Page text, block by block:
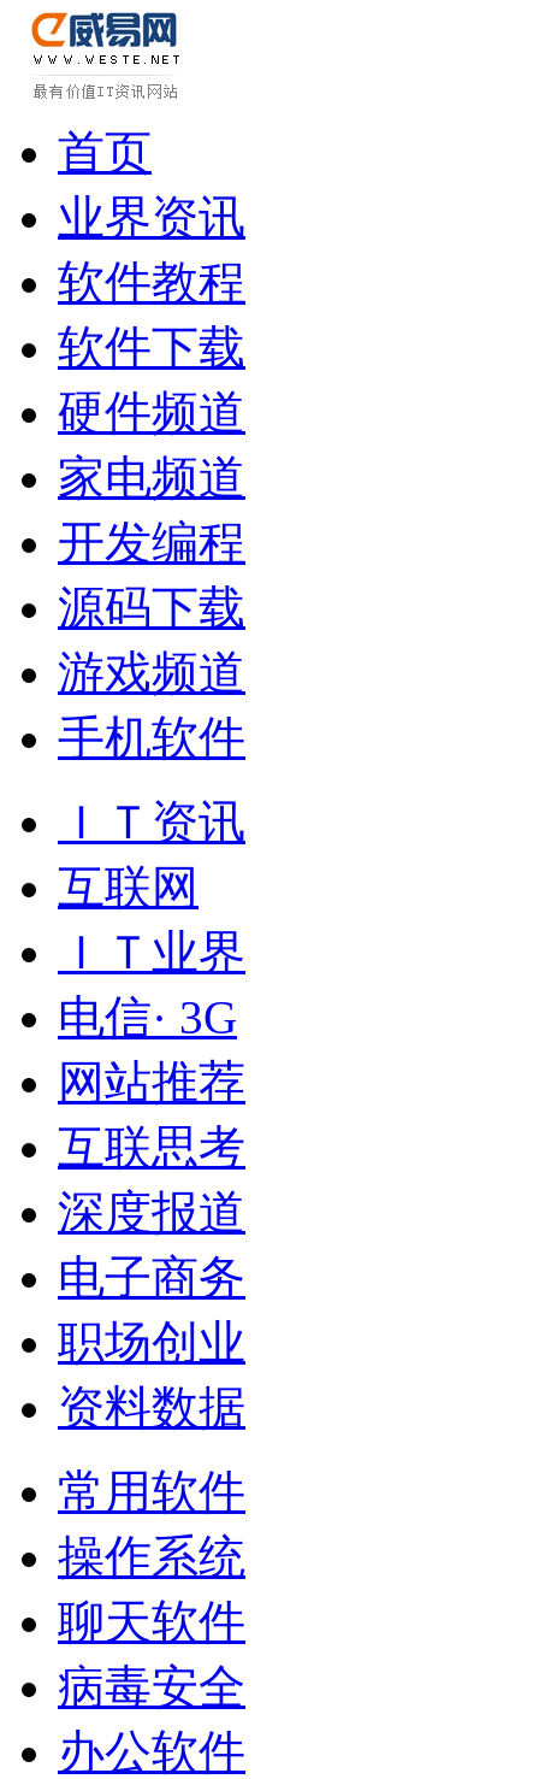
首页
业界资讯
软件教程
软件下载
硬件频道
家电频道
开发编程
源码下载
游戏频道
手机软件
ＩＴ资讯
互联网
ＩＴ业界
电信· 3G
网站推荐
互联思考
深度报道
电子商务
职场创业
资料数据
常用软件
操作系统
聊天软件
病毒安全
办公软件